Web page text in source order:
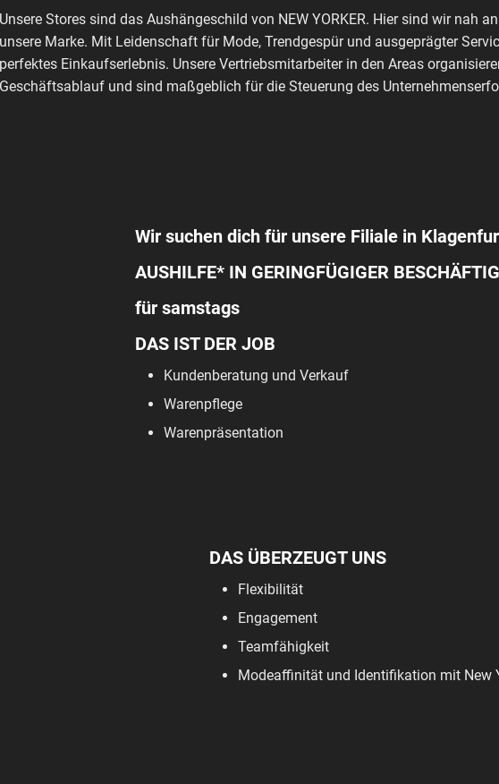
Unsere Stores sind das Aushängeschild von NEW YORKER. Hier sind wir nah
unsere Marke. Mit Leidenschaft für Mode, Trendgespür und ausgeprägter
perfektes Einkaufserlebnis. Unsere Vertriebsmitarbeiter in den Areas
Geschäftsablauf und sind maßgeblich für die Steuerung des
Wir suchen dich für unsere Filiale in
AUSHILFE* IN GERINGFÜGIGER
für samstags
DAS IST DER JOB
Kundenberatung und Verkauf
Warenpflege
Warenpräsentation
DAS ÜBERZEUGT UNS
Flexibilität
Engagement
Teamfähigkeit
Modeaffinität und Identifikation mit New